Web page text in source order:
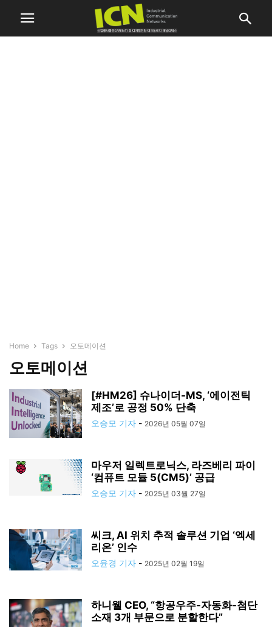
Home Tags 오토메이션
오토메이션
[#HM26] 슈나이더-MS, ‘에이전틱
제조’로 공정 50% 단축
오승모 기자 - 2026년 05월 07일
마우저 일렉트로닉스, 라즈베리 파이
‘컴퓨트 모듈 5(CM5)’ 공급
오승모 기자 - 2025년 03월 27일
씨크, AI 위치 추적 솔루션 기업 ‘엑세
리온’ 인수
오윤경 기자 - 2025년 02월 19일
하니웰 CEO, “항공우주-자동화-첨단
소재 3개 부문으로 분할한다”